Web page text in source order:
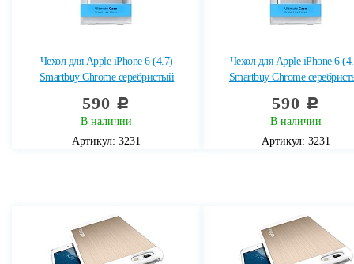
Чехол для Apple iPhone 6 (4.7)
Smartbuy Chrome серебристый
590 c
В наличии
Артикул: 3231
Чехол для Apple iPhone 6
Smartbuy Chrome
590 c
В наличии
Артикул: 3231